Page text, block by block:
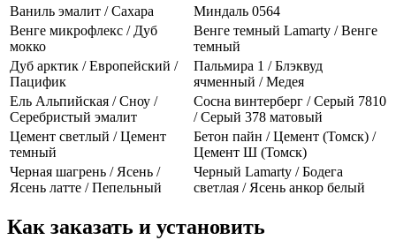
Ваниль эмалит / Сахара
Миндаль 0564
Венге микрофлекс / Дуб
мокко
Венге темный Lamarty / Венге
темный
Дуб арктик / Европейский /
Пацифик
Пальмира 1 / Блэквуд
ячменный / Медея
Ель Альпийская / Сноу /
Серебристый эмалит
Сосна винтерберг / Серый 7810
/ Серый 378 матовый
Цемент светлый / Цемент
темный
Бетон пайн / Цемент (Томск) /
Цемент Ш (Томск)
Черная шагрень / Ясень /
Ясень латте / Пепельный
Черный Lamarty / Бодега
светлая / Ясень анкор белый
Как заказать и установить